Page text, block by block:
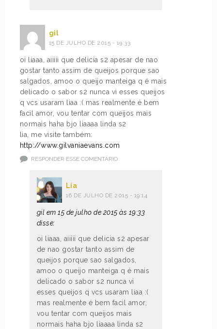
gil
15 DE JULHO DE 2015 - 19:33
oi liaaa, aiiiii que delicia s2 apesar de nao
gostar tanto assim de queijos porque sao
salgados, amoo o queijo manteiga q é mais
delicado o sabor s2 nunca vi esses queijos
q vcs usaram liaa :( mas realmente é bem
facil amor, vou tentar com queijos mais
normais haha bjo liaaaa linda s2
lia, me visite também:
http://www.gilvaniaevans.com
RESPONDER ESSE COMENTÁRIO
Lia
16 DE JULHO DE 2015 - 19:14
gil em 15 de julho de 2015 às 19:33
disse:
oi liaaa, aiiiii que delicia s2 apesar
de nao gostar tanto assim de
queijos porque sao salgados,
amoo o queijo manteiga q é mais
delicado o sabor s2 nunca vi
esses queijos q vcs usaram liaa :(
mas realmente é bem facil amor,
vou tentar com queijos mais
normais haha bjo liaaaa linda s2